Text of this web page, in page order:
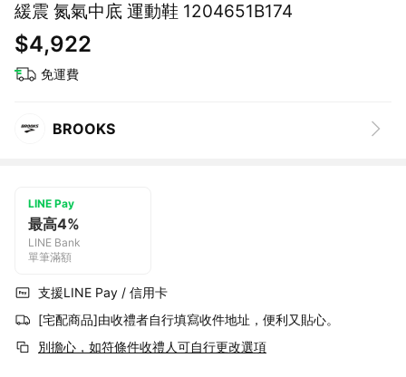
緩震 氮氣中底 運動鞋 1204651B174
$4,922
免運費
BROOKS
LINE Pay
最高4%
LINE Bank
單筆滿額
支援LINE Pay / 信用卡
[宅配商品]由收禮者自行填寫收件地址，便利又貼心。
別擔心，如符條件收禮人可自行更改選項